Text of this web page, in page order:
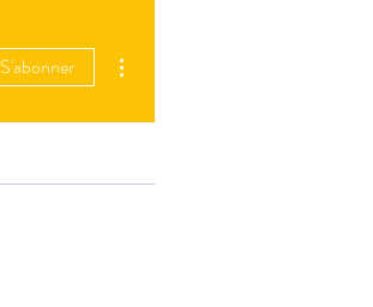
S'abonner